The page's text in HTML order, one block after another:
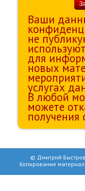
Ваши
не
для
новых
услугах
В любой
можете
получения
© Дмитрий
Копирование